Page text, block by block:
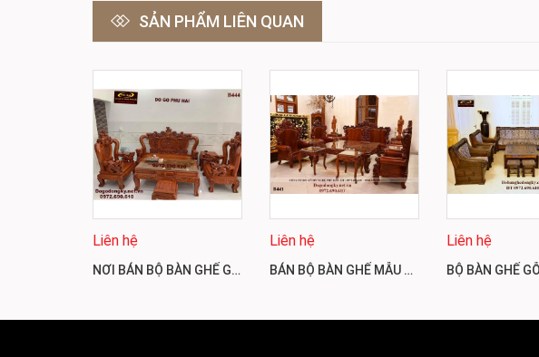
SẢN PHẨM LIÊN QUAN
Liên hệ
NƠI BÁN BỘ BÀN GHẾ GIÁ RẺ TAY NGHỆ C12CM GỖ HƯƠNG B444
Liên hệ
BÁN BỘ BÀN GHẾ MẪU TÂN CỔ ĐIỂN CHO NHÀ BIỆT THỰ B441
Liên hệ